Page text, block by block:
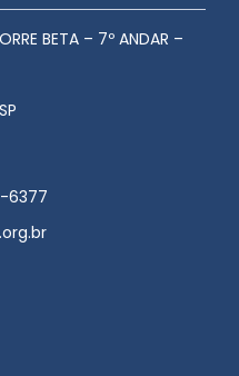
BETA – 7º ANDAR –
6377